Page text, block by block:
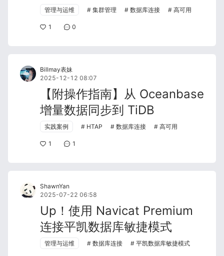
管理与运维 集群管理 数据库连接 高可用
1 0
Billmay表妹
2025-12-12 08:07
【附操作指南】从 Oceanbase
增量数据同步到 TiDB
实践案例 HTAP 数据库连接 高可用
1 1
ShawnYan
2025-07-22 06:58
Up！使用 Navicat Premium
连接平凯数据库敏捷模式
管理与运维 数据库连接 平凯数据库敏捷模式